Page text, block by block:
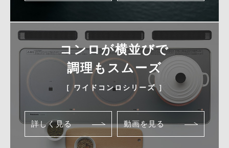
コンロが横並びで
調理もスムーズ
［ ワイドコンロシリーズ ］
詳しく見る 動画を見る